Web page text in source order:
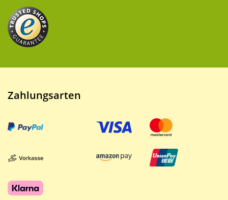
Zahlungsarten